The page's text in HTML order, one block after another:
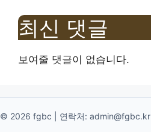
최신 댓글
보여줄 댓글이 없습니다.
© 2026 fgbc | 연락처: admin@fgbc.kr